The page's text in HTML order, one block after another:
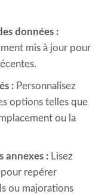
données :
mis à jour pour
: Personnalisez
options telles que
ou la
annexes : Lisez
repérer
ou majorations